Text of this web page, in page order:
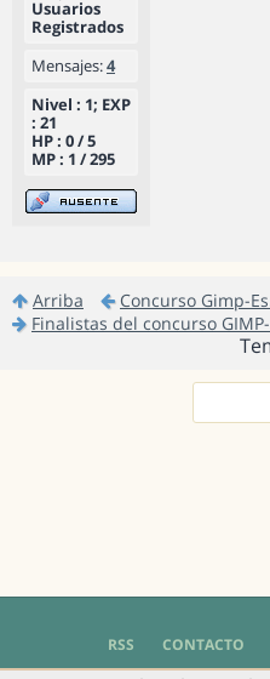
Usuarios
Registrados
Mensajes:4
Nivel : 1; EXP
: 21
HP : 0 / 5
MP : 1 / 295
Arriba
Concurso Gimp-
Finalistas del concurso
RSS CONTACTO